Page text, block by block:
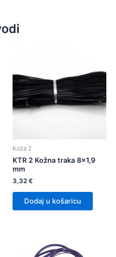
Koža 2
KTR 2 Kožna traka 8×1,9
mm
3,32€
Dodaj u košaricu